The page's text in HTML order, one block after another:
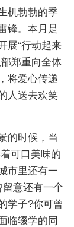
机勃勃的季
锋。本月是
展“行动起来
郑重向全体
将爱心传递
人送去欢笑
的时候，当
可口美味的
市里还有一
意还有一个
学子?你可曾
临辍学的同